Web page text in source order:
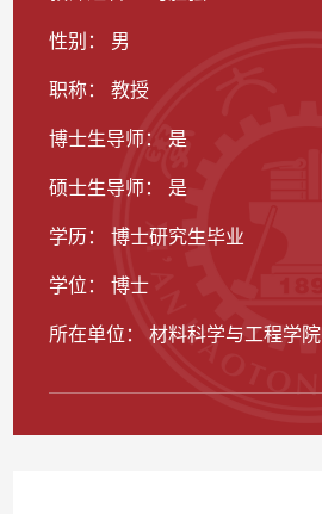
性别： 男
职称： 教授
博士生导师： 是
硕士生导师： 是
学历： 博士研究生毕业
学位： 博士
所在单位： 材料科学与工程学院